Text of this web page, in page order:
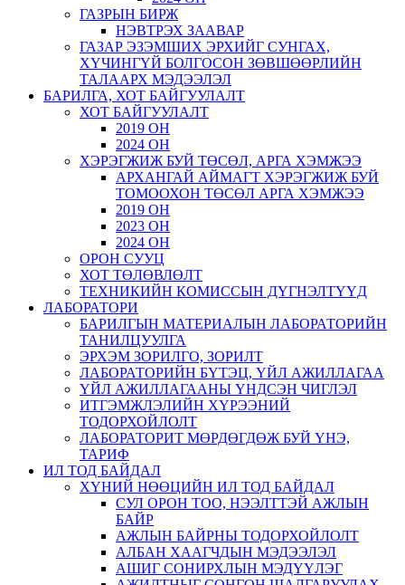
ГАЗРЫН БИРЖ
НЭВТРЭХ ЗААВАР
ГАЗАР ЭЗЭМШИХ ЭРХИЙГ СУНГАХ,
ХҮЧИНГҮЙ БОЛГОСОН ЗӨВШӨӨРЛИЙН
ТАЛААРХ МЭДЭЭЛЭЛ
БАРИЛГА, ХОТ БАЙГУУЛАЛТ
ХОТ БАЙГУУЛАЛТ
2019 ОН
2024 ОН
ХЭРЭГЖИЖ БУЙ ТӨСӨЛ, АРГА ХЭМЖЭЭ
АРХАНГАЙ АЙМАГТ ХЭРЭГЖИЖ БУЙ
ТОМООХОН ТӨСӨЛ АРГА ХЭМЖЭЭ
2019 ОН
2023 ОН
2024 ОН
ОРОН СУУЦ
ХОТ ТӨЛӨВЛӨЛТ
ТЕХНИКИЙН КОМИССЫН ДҮГНЭЛТҮҮД
ЛАБОРАТОРИ
БАРИЛГЫН МАТЕРИАЛЫН ЛАБОРАТОРИЙН
ТАНИЛЦУУЛГА
ЭРХЭМ ЗОРИЛГО, ЗОРИЛТ
ЛАБОРАТОРИЙН БҮТЭЦ, ҮЙЛ АЖИЛЛАГАА
ҮЙЛ АЖИЛЛАГААНЫ ҮНДСЭН ЧИГЛЭЛ
ИТГЭМЖЛЭЛИЙН ХҮРЭЭНИЙ
ТОДОРХОЙЛОЛТ
ЛАБОРАТОРИТ МӨРДӨГДӨЖ БУЙ ҮНЭ,
ТАРИФ
ИЛ ТОД БАЙДАЛ
ХҮНИЙ НӨӨЦИЙН ИЛ ТОД БАЙДАЛ
СУЛ ОРОН ТОО, НЭЭЛТТЭЙ АЖЛЫН
БАЙР
АЖЛЫН БАЙРНЫ ТОДОРХОЙЛОЛТ
АЛБАН ХААГЧДЫН МЭДЭЭЛЭЛ
АШИГ СОНИРХЛЫН МЭДҮҮЛЭГ